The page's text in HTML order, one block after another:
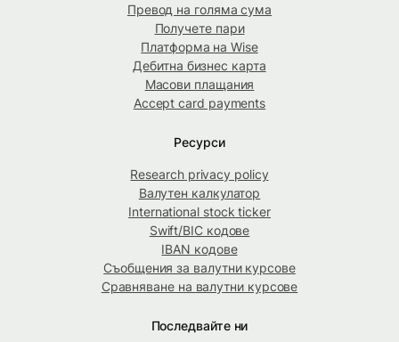
Превод на голяма сума
Получете пари
Платформа на Wise
Дебитна бизнес карта
Масови плащания
Accept card payments
Ресурси
Research privacy policy
Валутен калкулатор
International stock ticker
Swift/BIC кодове
IBAN кодове
Съобщения за валутни курсове
Сравняване на валутни курсове
Последвайте ни